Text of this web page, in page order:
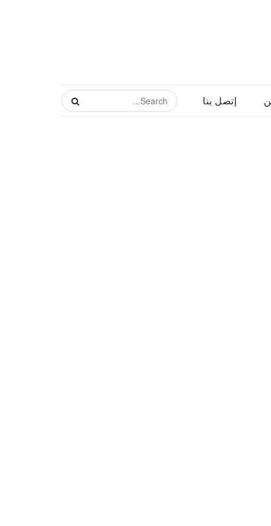
إتصل بنا